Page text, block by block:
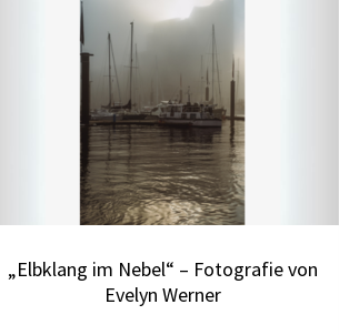
„Elbklang im Nebel“ – Fotografie von
Evelyn Werner